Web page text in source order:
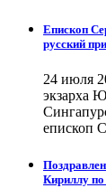
Епископ
русский
24 июля
экзарха
епископ
Кириллу